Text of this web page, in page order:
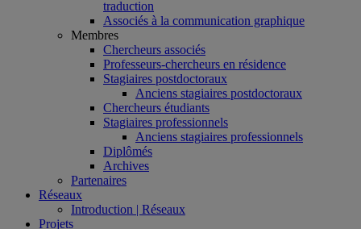
traduction
Associés à la communication graphique
Membres
Chercheurs associés
Professeurs-chercheurs en résidence
Stagiaires postdoctoraux
Anciens stagiaires postdoctoraux
Chercheurs étudiants
Stagiaires professionnels
Anciens stagiaires professionnels
Diplômés
Archives
Partenaires
Réseaux
Introduction | Réseaux
Projets